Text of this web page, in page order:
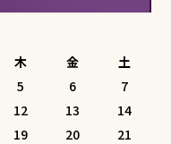
木 金 土
5 6
7
12 13
14
19 20
21